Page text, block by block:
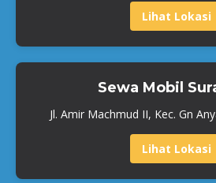
Lihat Lokasi
Sewa Mobil
Jl. Amir Machmud II, Kec. Gn
Lihat Lokasi